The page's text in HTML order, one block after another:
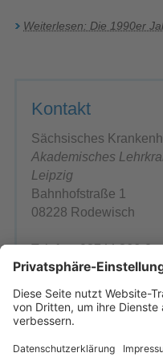
Weiterlesen: Die 1990er
Kontakt
Sächsisches
Akademisches
Leipzig
Bahnhofstraße 1
08228 Rodewisch
Telefon: 03744 366-0
Telefax: 03744 366-
E-Mail schreiben